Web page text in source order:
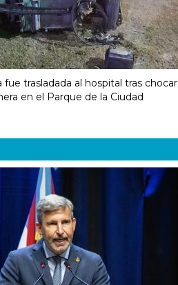
fue trasladada al hospital tras chocar
en el Parque de la Ciudad